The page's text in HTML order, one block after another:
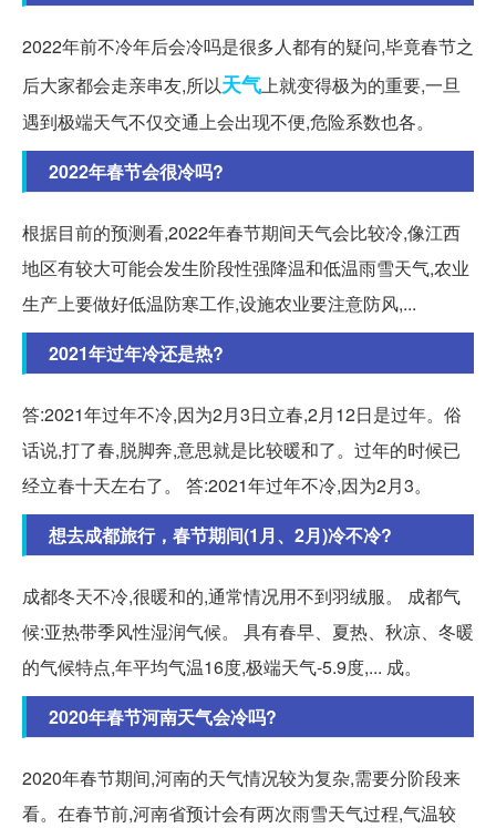
2022年前不冷年后会冷吗是很多人都有的疑问,毕竟春节之
后大家都会走亲串友,所以天气上就变得极为的重要,一旦
遇到极端天气不仅交通上会出现不便,危险系数也各。
2022年春节会很冷吗?
根据目前的预测看,2022年春节期间天气会比较冷,像江西
地区有较大可能会发生阶段性强降温和低温雨雪天气,农业
生产上要做好低温防寒工作,设施农业要注意防风,...
2021年过年冷还是热?
答:2021年过年不冷,因为2月3日立春,2月12日是过年。俗
话说,打了春,脱脚奔,意思就是比较暖和了。过年的时候已
经立春十天左右了。 答:2021年过年不冷,因为2月3。
想去成都旅行，春节期间(1月、2月)冷不冷?
成都冬天不冷,很暖和的,通常情况用不到羽绒服。 成都气
候:亚热带季风性湿润气候。 具有春早、夏热、秋凉、冬暖
的气候特点,年平均气温16度,极端天气-5.9度,... 成。
2020年春节河南天气会冷吗?
2020年春节期间,河南的天气情况较为复杂,需要分阶段来
看。在春节前,河南省预计会有两次雨雪天气过程,气温较